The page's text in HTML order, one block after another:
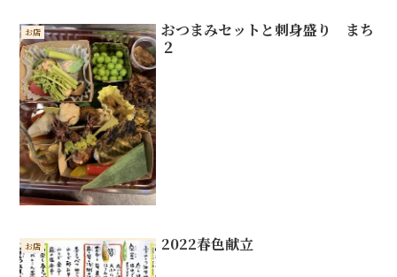
お店
おつまみセットと刺身盛り まち
２
お店 2022春色献立